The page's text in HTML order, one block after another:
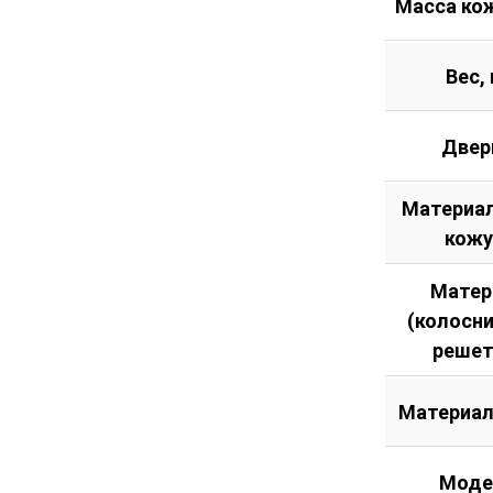
Масса
Вес,